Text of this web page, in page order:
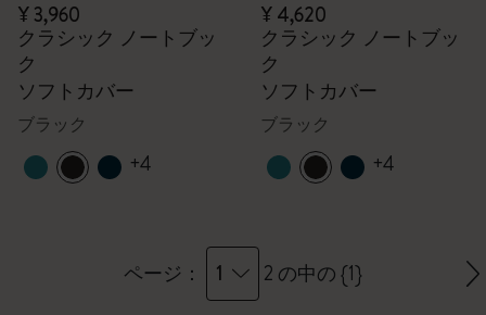
¥ 3,960
クラシック ノートブッ
ク
ソフトカバー
ブラック
+4
¥ 4,620
クラシック ノートブッ
ク
ソフトカバー
ブラック
+4
ページ： 1 2 の中の {1}